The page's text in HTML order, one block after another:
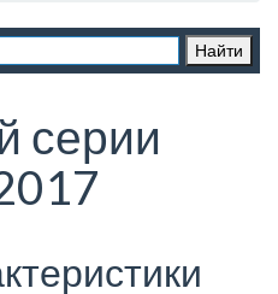
серии